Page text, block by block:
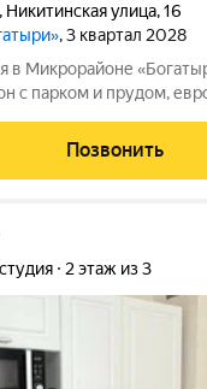
, Никитинская улица,16
, 3 квартал 2028
в Микрорайоне
с парком и прудом,
до 9 этажей. Выгодное
шоссе
Позвонить
2 этаж из 3